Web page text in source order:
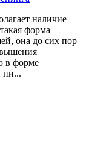
наличие
форма
она до сих пор
в форме
ни...